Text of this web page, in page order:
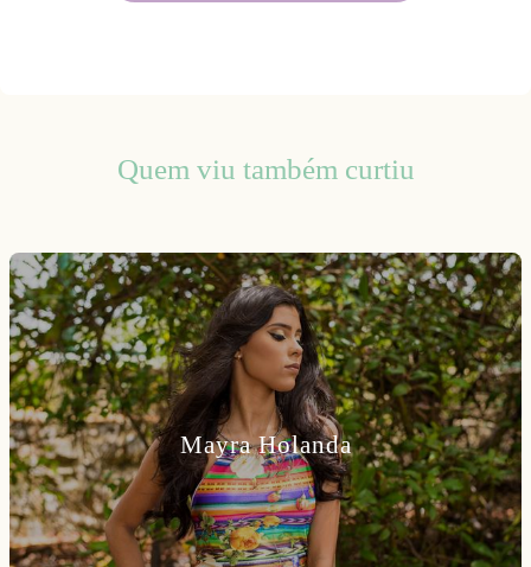
Quem viu também curtiu
Mayra Holanda